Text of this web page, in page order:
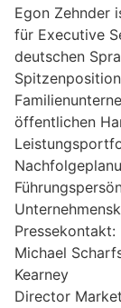
Egon Zehnder
für Executive
deutschen
öffentlichen
Pressekontakt:
Michael
Kearney
Director